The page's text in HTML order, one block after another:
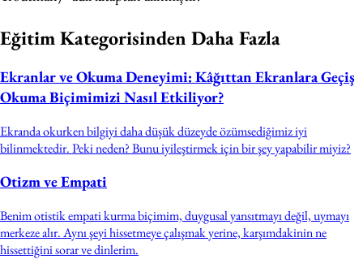
Eğitim Kategorisinden Daha Fazla
Ekranlar ve Okuma Deneyimi: Kâğıttan Ekranlara Geçiş
Okuma Biçimimizi Nasıl Etkiliyor?
Ekranda okurken bilgiyi daha düşük düzeyde özümsediğimiz iyi
bilinmektedir. Peki neden? Bunu iyileştirmek için bir şey yapabilir miyiz?
Otizm ve Empati
Benim otistik empati kurma biçimim, duygusal yansıtmayı değil, uymayı
merkeze alır. Aynı şeyi hissetmeye çalışmak yerine, karşımdakinin ne
hissettiğini sorar ve dinlerim.